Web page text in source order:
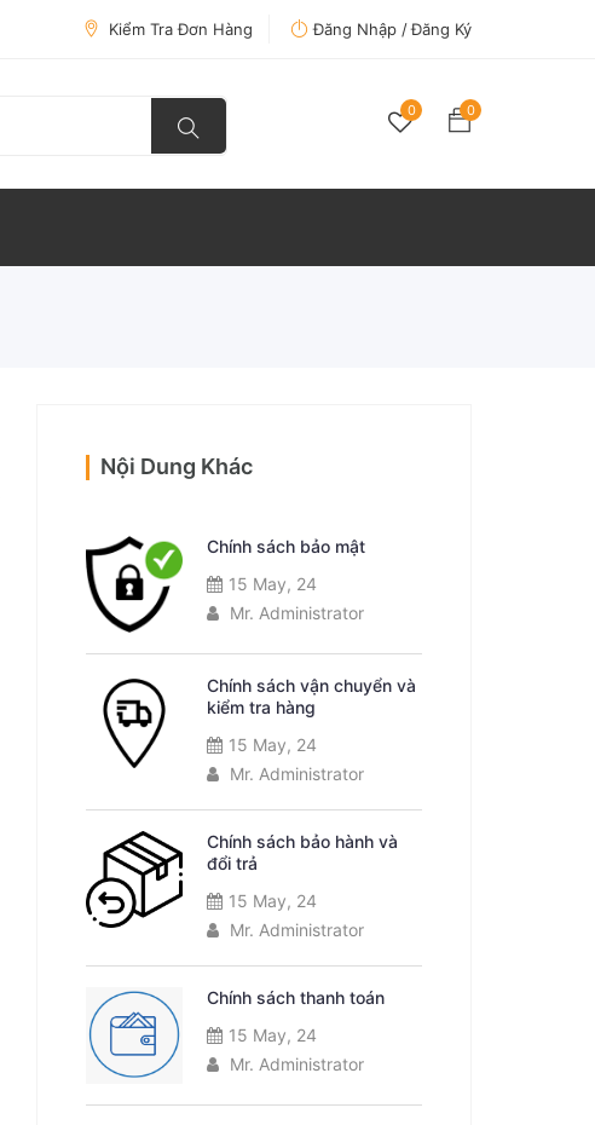
Kiểm Tra Đơn Hàng Đăng Nhập /Đăng Ký
0 0
Nội Dung Khác
Chính sách bảo mật
15 May, 24
Mr. Administrator
Chính sách vận chuyển và
kiểm tra hàng
15 May, 24
Mr. Administrator
Chính sách bảo hành và
đổi trả
15 May, 24
Mr. Administrator
Chính sách thanh toán
15 May, 24
Mr. Administrator